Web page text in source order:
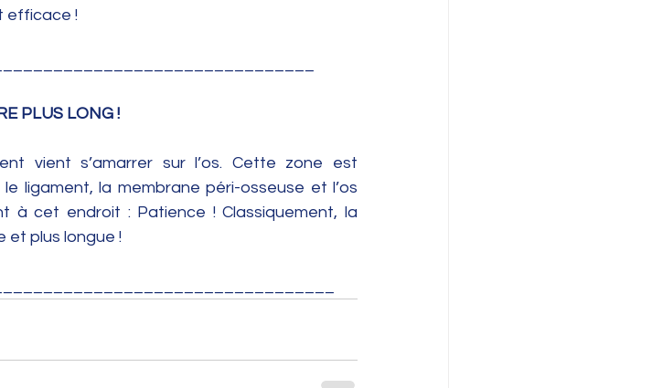
efficace !
PLUS LONG !
vient s’amarrer sur l’os. Cette zone est
ligament, la membrane péri-osseuse et l’os
à cet endroit : Patience ! Classiquement, la
et plus longue !